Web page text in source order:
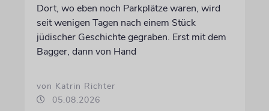
Dort, wo eben noch Parkplätze waren, wird
seit wenigen Tagen nach einem Stück
jüdischer Geschichte gegraben. Erst mit dem
Bagger, dann von Hand
von Katrin Richter
05.08.2026